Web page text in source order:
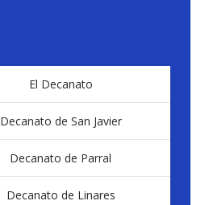
El Decanato
Decanato de San Javier
Decanato de Parral
Decanato de Linares